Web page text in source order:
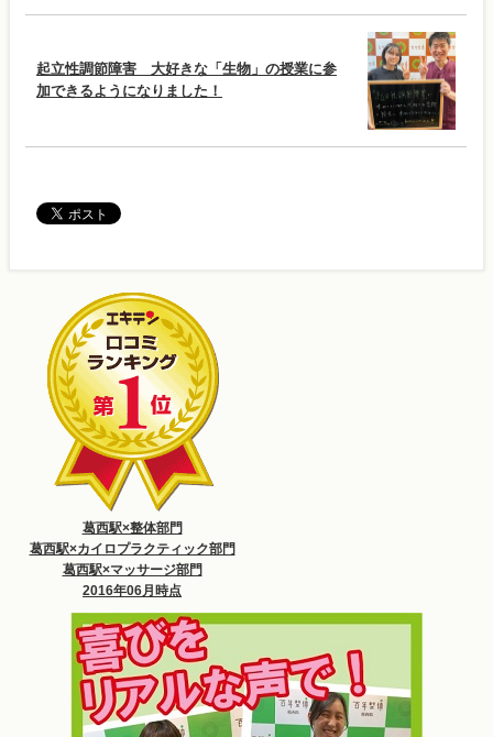
起立性調節障害 大好きな「生物」の授業に参
加できるようになりました！
葛西駅×整体部門
葛西駅×カイロプラクティック部門
葛西駅×マッサージ部門
2016年06月時点